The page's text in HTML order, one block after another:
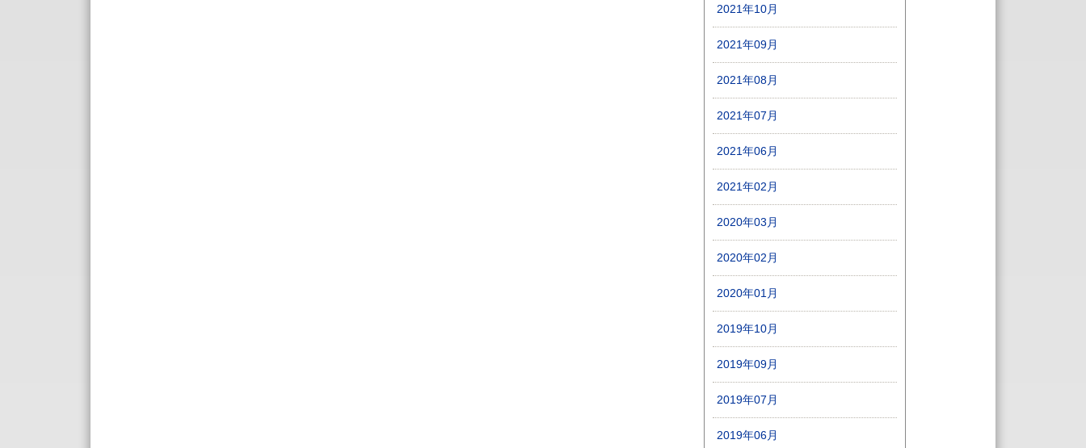
2021年10月
2021年09月
2021年08月
2021年07月
2021年06月
2021年02月
2020年03月
2020年02月
2020年01月
2019年10月
2019年09月
2019年07月
2019年06月